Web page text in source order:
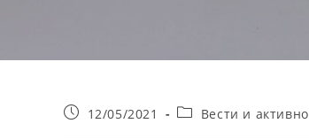
Post12/05/2021
PostВести и